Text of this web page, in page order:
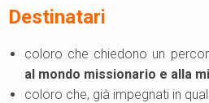
Destinatari
coloro che chiedono un
al mondo missionario e alla
coloro che, già impegnati in